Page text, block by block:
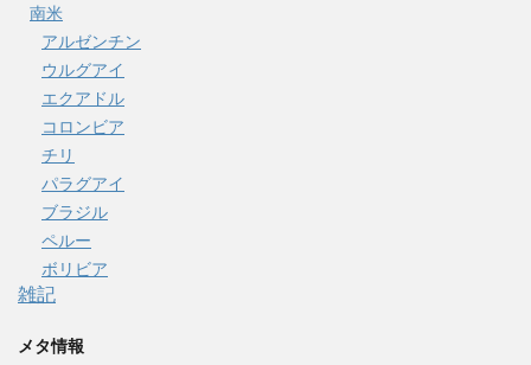
南米
アルゼンチン
ウルグアイ
エクアドル
コロンビア
チリ
パラグアイ
ブラジル
ペルー
ボリビア
雑記
メタ情報